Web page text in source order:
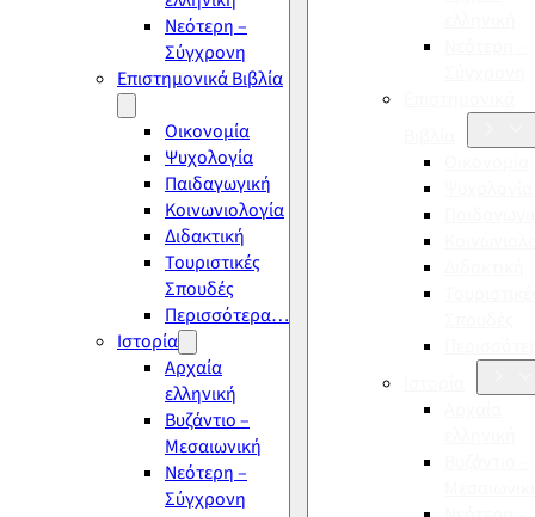
Νεότερη –
Σύγχρονη
Επιστημονικά Βιβλία
Οικονομία
Ψυχολογία
Παιδαγωγική
Κοινωνιολογία
Διδακτική
Τουριστικές
Σπουδές
Περισσότερα…
Ιστορία
Αρχαία
ελληνική
Βυζάντιο –
Μεσαιωνική
Νεότερη –
Σύγχρονη